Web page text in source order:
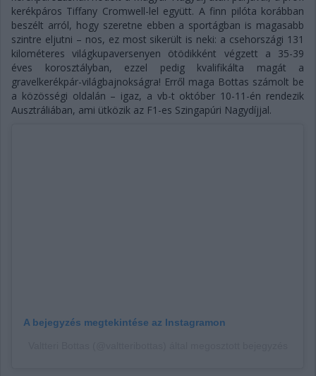
kerékpáros Tiffany Cromwell-lel együtt. A finn pilóta korábban
beszélt arról, hogy szeretne ebben a sportágban is magasabb
szintre eljutni – nos, ez most sikerült is neki: a csehországi 131
kilométeres világkupaversenyen ötödikként végzett a 35-39
éves korosztályban, ezzel pedig kvalifikálta magát a
gravelkerékpár-világbajnokságra! Erről maga Bottas számolt be
a közösségi oldalán – igaz, a vb-t október 10-11-én rendezik
Ausztráliában, ami ütközik az F1-es Szingapúri Nagydíjjal.
A bejegyzés megtekintése az Instagramon